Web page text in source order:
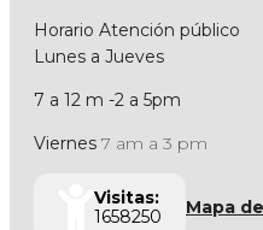
Horario Atención público
Lunes a Jueves
7 a 12 m -2 a 5pm
Viernes 7 am a 3 pm
Visitas:
1658250
Mapa